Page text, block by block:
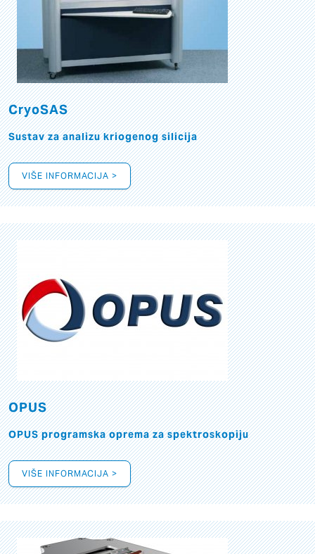
CryoSAS
Sustav za analizu kriogenog silicija
VIŠE INFORMACIJA >
OPUS
OPUS programska oprema za spektroskopiju
VIŠE INFORMACIJA >